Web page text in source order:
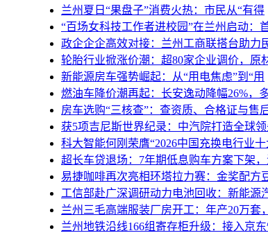
兰州夏日“果盘子”消费火热：市民从“有得
“百场女科技工作者进校园”在兰州启动：
政企企企高效对接：兰州工商联搭台助力
轮胎行业掀涨价潮：超80家企业调价，原
新能源房车强势崛起：从“用电焦虑”到“用
燃油车降价潮再起：长安逸动降幅26%，
房车选购“三核查”：查资质、合格证与售
获5项吉尼斯世界纪录：中汽院打造全球
科大智能何刚荣膺“2026中国充换电行业十
超长车贷退场：7年期低息购车方案下架
易捷咖啡再次亮相环塔拉力赛：金奖配方
工信部赴广深调研动力电池回收：新能源
兰州三毛高端服装厂房开工：年产20万套
兰州地铁沿线166组寄存柜升级：接入京